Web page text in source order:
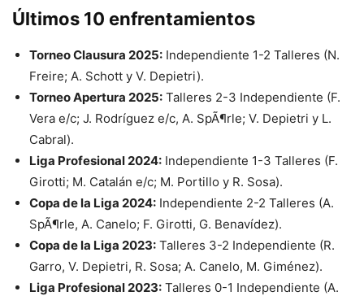
Últimos 10 enfrentamientos
Torneo Clausura 2025: Independiente 1-2 Talleres (N.
Freire; A. Schott y V. Depietri).
Torneo Apertura 2025: Talleres 2-3 Independiente (F.
Vera e/c; J. Rodríguez e/c, A. SpÃ¶rle; V. Depietri y L.
Cabral).
Liga Profesional 2024: Independiente 1-3 Talleres (F.
Girotti; M. Catalán e/c; M. Portillo y R. Sosa).
Copa de la Liga 2024: Independiente 2-2 Talleres (A.
SpÃ¶rle, A. Canelo; F. Girotti, G. Benavídez).
Copa de la Liga 2023: Talleres 3-2 Independiente (R.
Garro, V. Depietri, R. Sosa; A. Canelo, M. Giménez).
Liga Profesional 2023: Talleres 0-1 Independiente (A.